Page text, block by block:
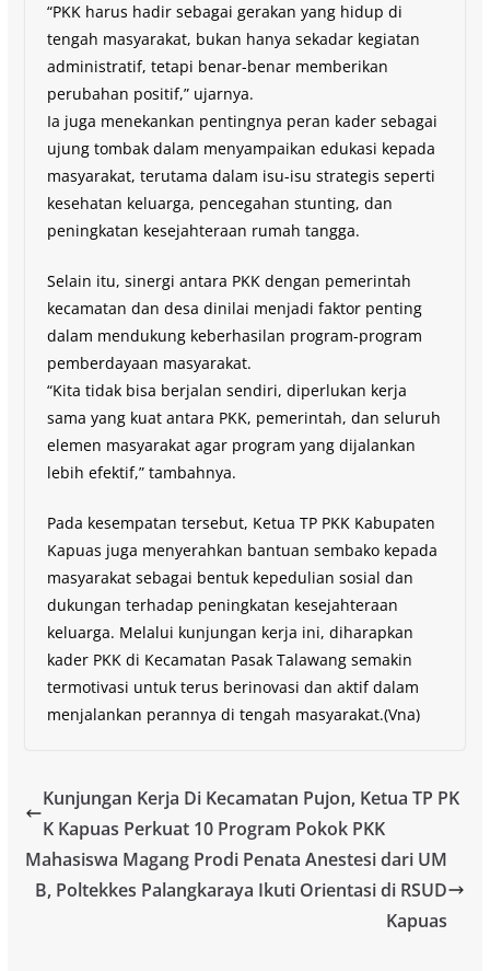
“PKK harus hadir sebagai gerakan yang hidup di
tengah masyarakat, bukan hanya sekadar kegiatan
administratif, tetapi benar-benar memberikan
perubahan positif,” ujarnya.
Ia juga menekankan pentingnya peran kader sebagai
ujung tombak dalam menyampaikan edukasi kepada
masyarakat, terutama dalam isu-isu strategis seperti
kesehatan keluarga, pencegahan stunting, dan
peningkatan kesejahteraan rumah tangga.
Selain itu, sinergi antara PKK dengan pemerintah
kecamatan dan desa dinilai menjadi faktor penting
dalam mendukung keberhasilan program-program
pemberdayaan masyarakat.
“Kita tidak bisa berjalan sendiri, diperlukan kerja
sama yang kuat antara PKK, pemerintah, dan seluruh
elemen masyarakat agar program yang dijalankan
lebih efektif,” tambahnya.
Pada kesempatan tersebut, Ketua TP PKK Kabupaten
Kapuas juga menyerahkan bantuan sembako kepada
masyarakat sebagai bentuk kepedulian sosial dan
dukungan terhadap peningkatan kesejahteraan
keluarga. Melalui kunjungan kerja ini, diharapkan
kader PKK di Kecamatan Pasak Talawang semakin
termotivasi untuk terus berinovasi dan aktif dalam
menjalankan perannya di tengah masyarakat.(Vna)
Kunjungan Kerja Di Kecamatan Pujon, Ketua TP PK
K Kapuas Perkuat 10 Program Pokok PKK
Mahasiswa Magang Prodi Penata Anestesi dari UM
B, Poltekkes Palangkaraya Ikuti Orientasi di RSUD
Kapuas